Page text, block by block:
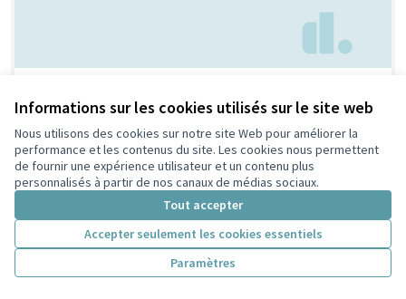
Informations sur les cookies utilisés sur le site web
Nous utilisons des cookies sur notre site Web pour améliorer la
performance et les contenus du site. Les cookies nous permettent
de fournir une expérience utilisateur et un contenu plus
personnalisés à partir de nos canaux de médias sociaux.
Tout accepter
Accepter seulement les cookies essentiels
Paramètres
et des religions
tri citoyen
GARRET-FLAUDY SALHI
0 0